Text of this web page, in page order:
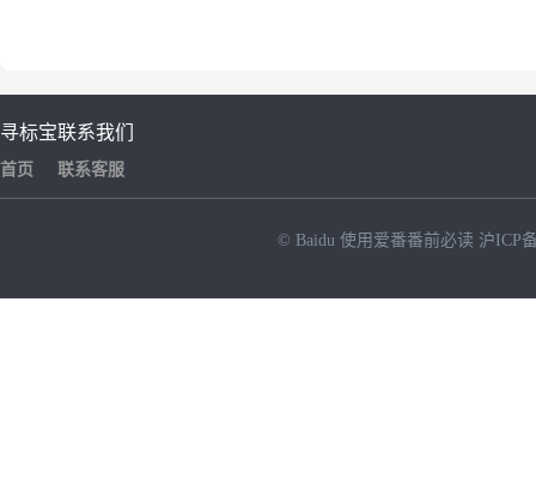
寻标宝
首页
联系我们
联系客服
© Baidu 使用爱番番前必读 沪ICP